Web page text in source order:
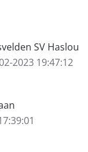
SV Haslou
2023 19:47:12